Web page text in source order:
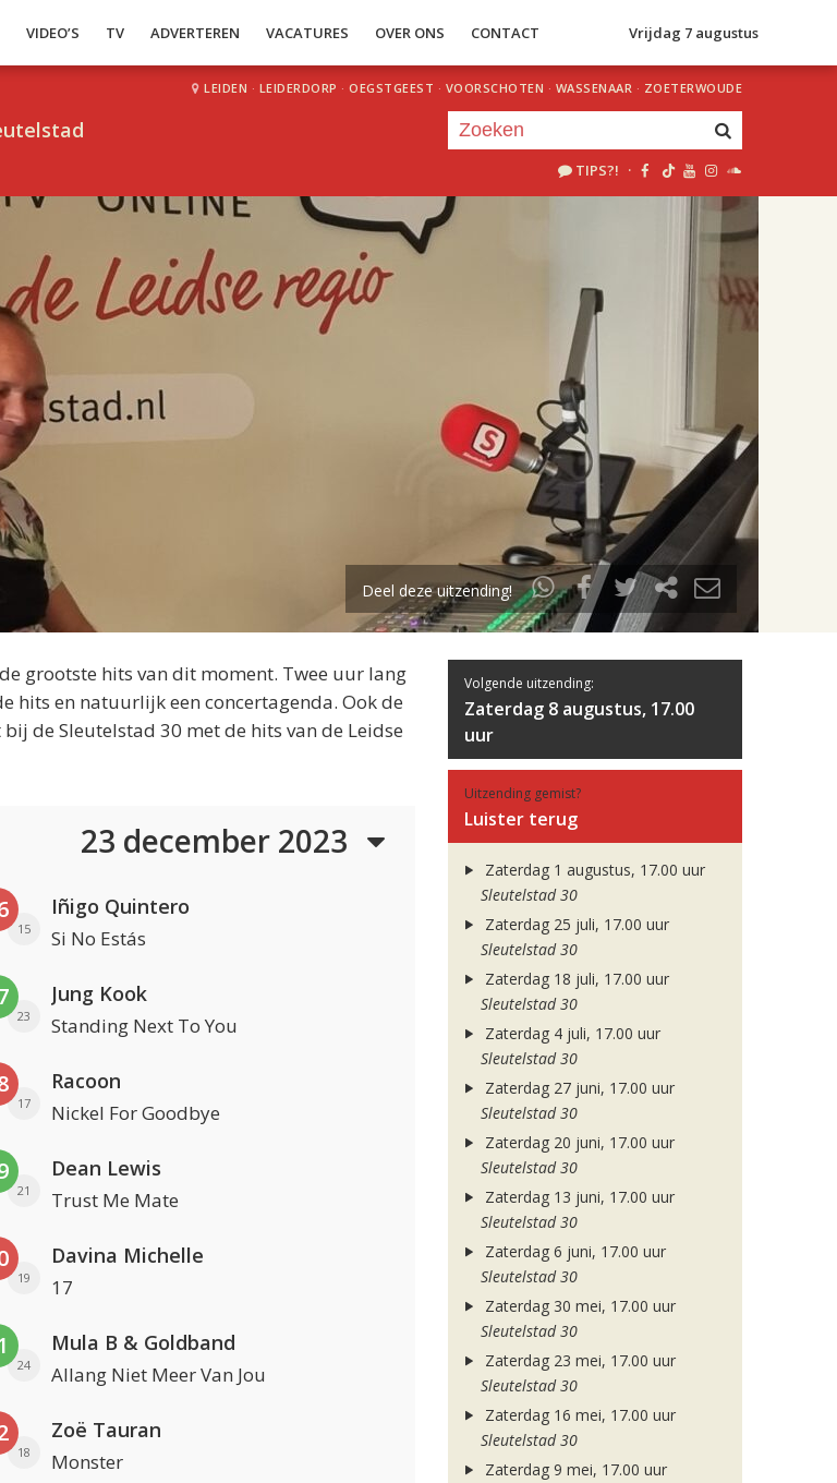
VIDEO’S TV ADVERTEREN VACATURES OVER ONS CONTACT Vrijdag 7 augustus
LEIDEN · LEIDERDORP · OEGSTGEEST · VOORSCHOTEN · WASSENAAR · ZOETERWOUDE
TIPS?! ·
uur 1 van 2
Volgend uur
Deel deze uitzending!
grootste hits van dit moment. Twee uur lang
hits en natuurlijk een concertagenda. Ook de
de Sleutelstad 30 met de hits van de Leidse
23 december 2023
15
Iñigo Quintero
Si No Estás
23
Jung Kook
Standing Next To You
17
Racoon
Nickel For Goodbye
21
Dean Lewis
Trust Me Mate
19
Davina Michelle
17
24
Mula B & Goldband
Allang Niet Meer Van Jou
18
Zoë Tauran
Monster
Volgende uitzending:
Zaterdag 8 augustus, 17.00
uur
Uitzending gemist?
Luister terug
Zaterdag 1 augustus, 17.00 uur
Sleutelstad 30
Zaterdag 25 juli, 17.00 uur
Sleutelstad 30
Zaterdag 18 juli, 17.00 uur
Sleutelstad 30
Zaterdag 4 juli, 17.00 uur
Sleutelstad 30
Zaterdag 27 juni, 17.00 uur
Sleutelstad 30
Zaterdag 20 juni, 17.00 uur
Sleutelstad 30
Zaterdag 13 juni, 17.00 uur
Sleutelstad 30
Zaterdag 6 juni, 17.00 uur
Sleutelstad 30
Zaterdag 30 mei, 17.00 uur
Sleutelstad 30
Zaterdag 23 mei, 17.00 uur
Sleutelstad 30
Zaterdag 16 mei, 17.00 uur
Sleutelstad 30
Zaterdag 9 mei, 17.00 uur